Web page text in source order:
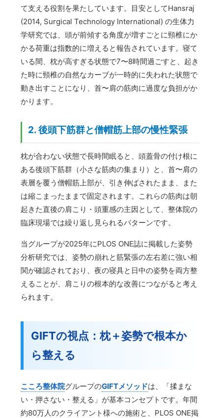
て支える役割を果たしています。目安としてHansraj
(2014, Surgical Technology International) の生体力
学研究では、頭が前傾する角度が増すごとに頸椎にか
かる荷重は指数的に増えると報告されています。寝て
いる間、枕が高すぎる状態で7〜8時間過ごすと、起き
た時に頸椎の自然なカーブが一時的に失われた状態で
動き出すことになり、首〜肩の筋肉に過度な負担がか
かります。
2. 後頭下筋群と僧帽筋上部の慢性緊張
枕が合わない状態で長時間眠ると、頭蓋骨の付け根に
ある後頭下筋群（小さな筋肉の集まり）と、首〜肩の
表層を覆う僧帽筋上部が、引き伸ばされたまま、また
は縮こまったままで固定されます。これらの筋肉は朝
起きた直後の肩こり・頭重感の主因として、整体院の
臨床現場では繰り返し見られるパターンです。
当グループが2025年にPLOS ONE誌に掲載した姿勢
分析研究では、姿勢の崩れと筋緊張の左右差に強い相
関が確認されており、夜の寝具と日中の姿勢を両方整
えることが、肩こりの根本的な改善につながると考え
られます。
GIFTの視点：枕＋姿勢で根本か
ら整える
こころ整体院グループのGIFTメソッドは、「揉まな
い・押さない・整える」が基本コンセプトです。年間
約80万人のクライアント様への施術と、PLOS ONE掲